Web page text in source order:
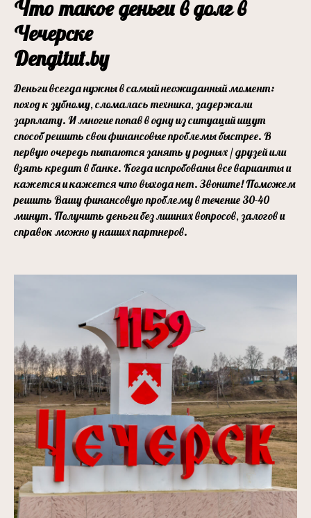
Что такое деньги в долг в
Чечерске
Dengitut.by
Деньги всегда нужны в самый неожиданный момент:
поход к зубному, сломалась техника, задержали
зарплату. И многие попав в одну из ситуаций ищут
способ решить свои финансовые проблемы быстрее. В
первую очередь пытаются занять у родных / друзей или
взять кредит в банке. Когда испробованы все варианты и
кажется и кажется что выхода нет. Звоните! Поможем
решить Вашу финансовую проблему в течение 30-40
минут. Получить деньги без лишних вопросов, залогов и
справок можно у наших партнеров.